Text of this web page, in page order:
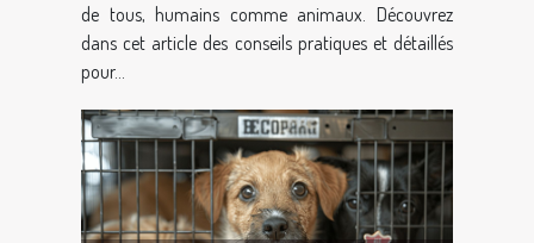
de tous, humains comme animaux. Découvrez
dans cet article des conseils pratiques et détaillés
pour...